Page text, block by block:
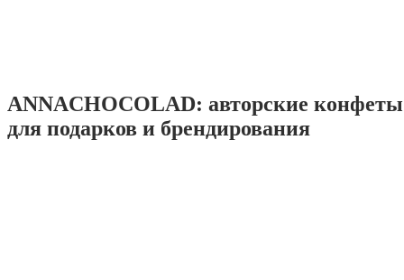
ANNACHOCOLAD: авторские
для подарков и брендирования